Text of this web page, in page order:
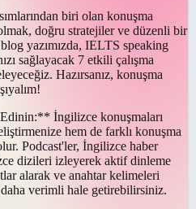
biri olan konuşma
doğru stratejiler ve düzenli bir
yazımızda, IELTS speaking
sağlayacak 7 etkili çalışma
Hazırsanız, konuşma
İngilizce konuşmaları
hem de farklı konuşma
Podcast'ler, İngilizce haber
dizileri izleyerek aktif dinleme
alarak ve anahtar kelimeleri
verimli hale getirebilirsiniz.